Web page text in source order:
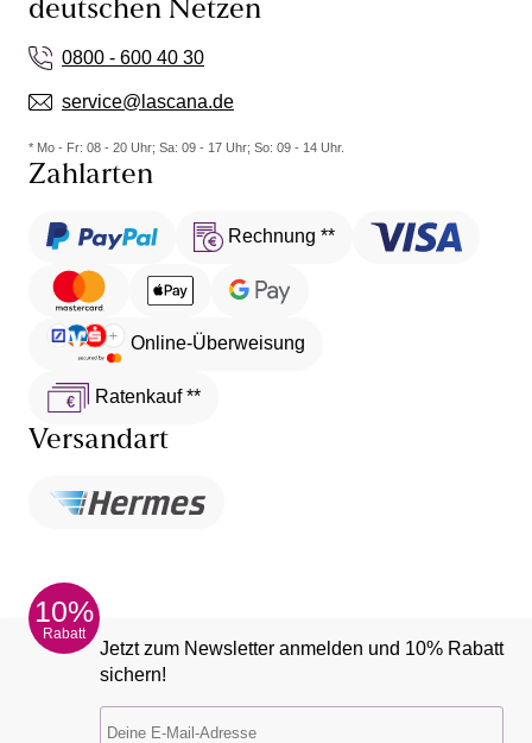
deutschen Netzen
0800 - 600 40 30
service@lascana.de
* Mo - Fr: 08 - 20 Uhr; Sa: 09 - 17 Uhr; So: 09 - 14 Uhr.
Zahlarten
Rechnung **
Online-Überweisung
Ratenkauf **
Versandart
10%
Rabatt
Jetzt zum Newsletter anmelden und 10% Rabatt
sichern!